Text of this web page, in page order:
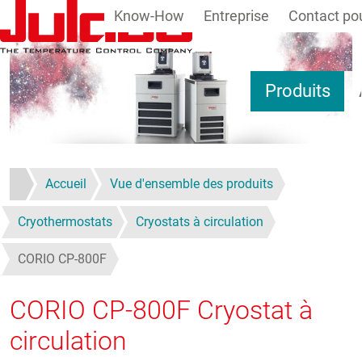
Aller au contenu principal
Produits
Know-How Entreprise Contact
Accueil Vue d'ensemble des produits
Cryothermostats Cryostats à circulation
CORIO CP-800F
CORIO CP-800F Cryostat à
circulation